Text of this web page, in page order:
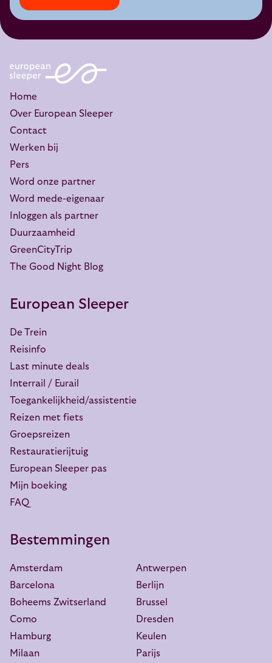
Home
Over European Sleeper
Contact
Werken bij
Pers
Word onze partner
Word mede-eigenaar
Inloggen als partner
Duurzaamheid
GreenCityTrip
The Good Night Blog
European Sleeper
De Trein
Reisinfo
Last minute deals
Interrail / Eurail
Toegankelijkheid/assistentie
Reizen met fiets
Groepsreizen
Restauratierijtuig
European Sleeper pas
Mijn boeking
FAQ
Bestemmingen
Amsterdam
Antwerpen
Barcelona
Berlijn
Boheems Zwitserland
Brussel
Como
Dresden
Hamburg
Keulen
Milaan
Parijs